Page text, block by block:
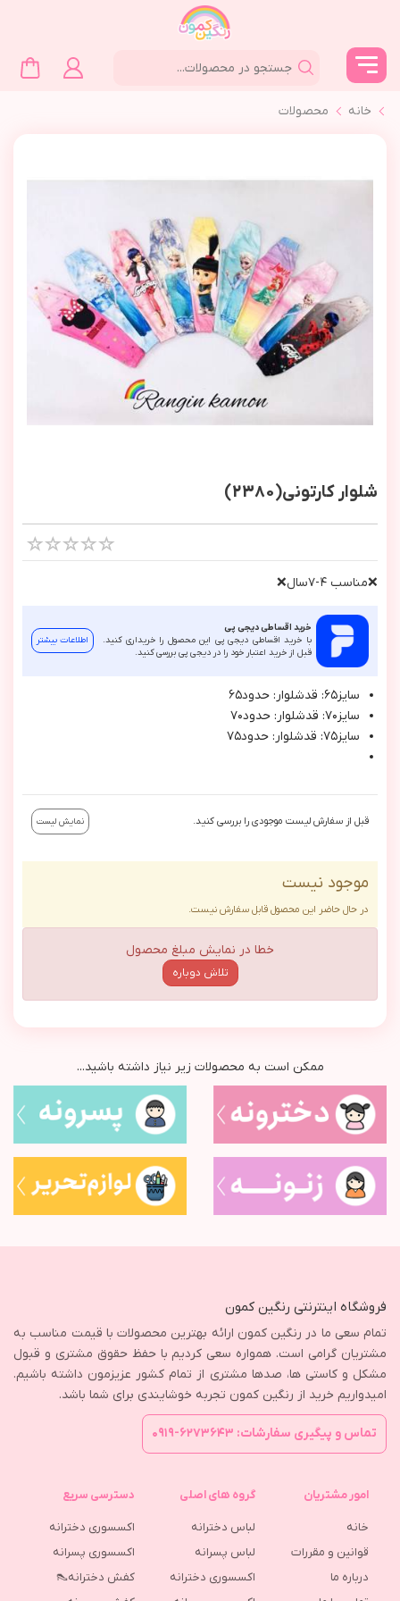
خانه محصولات
شلوار کارتونی(2380)
❌مناسب ٤-٧سال❌
خرید اقساطی دیجی پی
با خرید اقساطی دیجی پی این محصول را خریداری کنید.
قبل از خرید اعتبار خود را در دیجی پی بررسی کنید.
اطلاعات بیشتر
سايز٦٥: قدشلوار: حدود٦٥
سايز٧٠: قدشلوار: حدود٧٠
سايز٧٥: قدشلوار: حدود٧٥
قبل از سفارش لیست موجودی را بررسی کنید. نمایش لیست
موجود نیست
در حال حاضر این محصول قابل سفارش نیست.
خطا در نمایش مبلغ محصول
تلاش دوباره
ممکن است به محصولات زیر نیاز داشته باشید...
فروشگاه اینترنتی رنگین کمون
تمام سعی ما در رنگین کمون ارائه بهترین محصولات با قیمت مناسب به
مشتریان گرامی است. همواره سعی کردیم با حفظ حقوق مشتری و قبول
مشکل و کاستی ها، صدها مشتری از تمام کشور عزیزمون داشته باشیم.
امیدواریم خرید از رنگین کمون تجربه خوشایندی برای شما باشد.
تماس و پیگیری سفارشات: ۶۲۷۳۶۴۳-۰۹۱۹
امور مشتریان
خانه
قوانین و مقررات
درباره ما
گروه های اصلی
لباس دخترانه
لباس پسرانه
اکسسوری دخترانه
دسترسی سریع
اکسسوری دخترانه
اکسسوری پسرانه
کفش دخترانه👠